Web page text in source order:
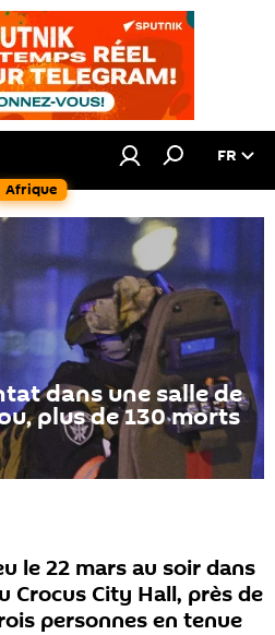
Afrique
FR
dans une salle de
plus de 130 morts
le 22 mars au soir dans
Crocus City Hall, près de
personnes en tenue